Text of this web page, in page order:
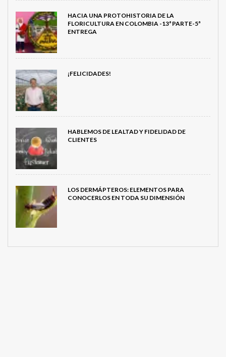
HACIA UNA PROTOHISTORIA DE LA
FLORICULTURA EN COLOMBIA -13ª PARTE-5ª
ENTREGA
¡FELICIDADES!
HABLEMOS DE LEALTAD Y FIDELIDAD DE
CLIENTES
LOS DERMÁPTEROS: ELEMENTOS PARA
CONOCERLOS EN TODA SU DIMENSIÓN